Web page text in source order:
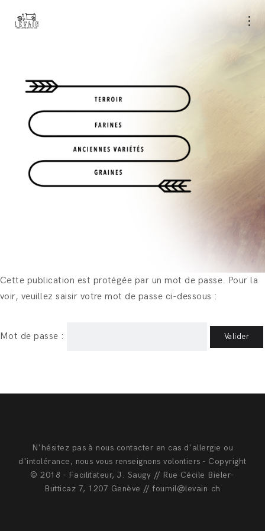
Cette publication est protégée par un mot de passe. Pour la
voir, veuillez saisir votre mot de passe ci-dessous :
Mot de passe :
N'hésitez pas à nous contacter en cas d'allergie ou
d'intolérance, nous vous renseignons volontiers - Copyright
© 2018 - Facilitateur, J. Saugy // Rue Cécile Bieler-
Butticaz 7, 1207 Genève // fournil@levain.ch